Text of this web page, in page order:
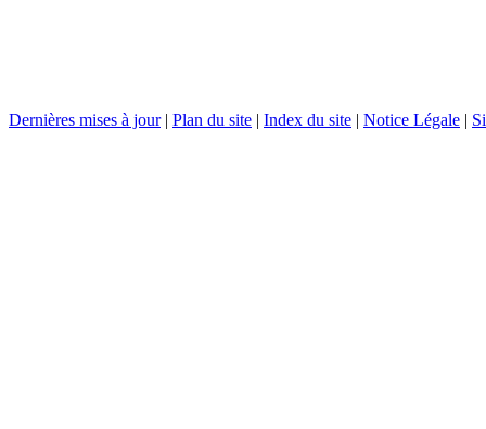
Dernières mises à jour| Plan du site | Index du site | Notice Légale |